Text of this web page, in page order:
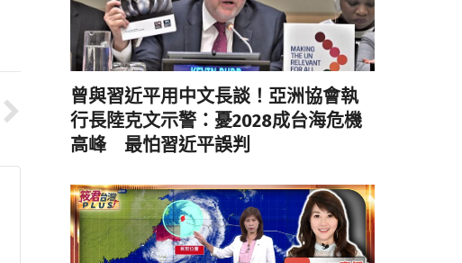
曾與習近平用中文長談！亞洲協會執
行長陸克文示警：憂2028成台海危機
高峰 最怕習近平誤判